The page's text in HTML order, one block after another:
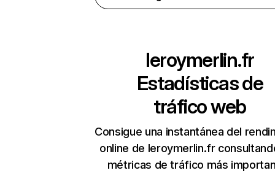
leroymerlin.fr
Estadísticas de
tráfico web
Consigue una instantánea del
online de leroymerlin.fr
métricas de tráfico más